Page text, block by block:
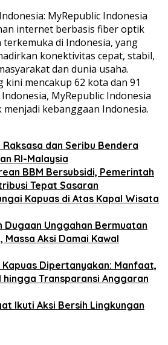
MyRepublic Indonesia
internet berbasis fiber optik
di Indonesia, yang
konektivitas cepat, stabil,
dan dunia usaha.
mencakup 62 kota dan 91
MyRepublic Indonesia
kebanggaan Indonesia.
dan Seribu Bendera
RI-Malaysia
BBM Bersubsidi, Pemerintah
Tepat Sasaran
Kapuas di Atas Kapal Wisata
Dugaan Unggahan Bermuatan
Massa Aksi Damai Kawal
Kapuas Dipertanyakan: Manfaat,
hingga Transparansi Anggaran
Ikuti Aksi Bersih Lingkungan